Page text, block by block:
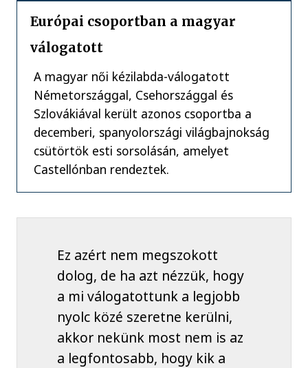
Európai csoportban a magyar
válogatott
A magyar női kézilabda-válogatott
Németországgal, Csehországgal és
Szlovákiával került azonos csoportba a
decemberi, spanyolországi világbajnokság
csütörtök esti sorsolásán, amelyet
Castellónban rendeztek.
Ez azért nem megszokott
dolog, de ha azt nézzük, hogy
a mi válogatottunk a legjobb
nyolc közé szeretne kerülni,
akkor nekünk most nem is az
a legfontosabb, hogy kik a